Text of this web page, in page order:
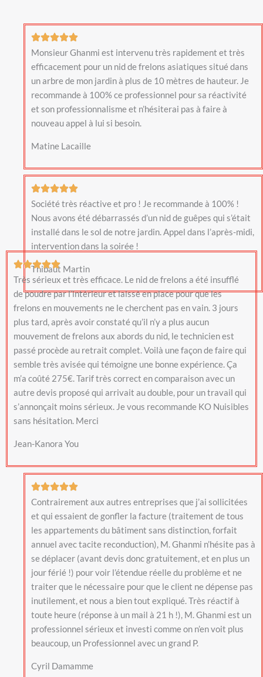
Monsieur Ghanmi est intervenu très rapidement et très
efficacement pour un nid de frelons asiatiques situé dans
un arbre de mon jardin à plus de 10 mètres de hauteur. Je
recommande à 100% ce professionnel pour sa réactivité
et son professionnalisme et n’hésiterai pas à faire à
nouveau appel à lui si besoin.
Matine Lacaille
Société très réactive et pro ! Je recommande à 100% !
Nous avons été débarrassés d’un nid de guêpes qui s’était
installé dans le sol de notre jardin. Appel dans l’après-midi,
intervention dans la soirée !
Thibaut Martin
Très sérieux et très efficace. Le nid de frelons a été insufflé
de poudre par l’intérieur et laissé en place pour que les
frelons en mouvements ne le cherchent pas en vain. 3 jours
plus tard, après avoir constaté qu’il n’y a plus aucun
mouvement de frelons aux abords du nid, le technicien est
passé procède au retrait complet. Voilà une façon de faire qui
semble très avisée qui témoigne une bonne expérience. Ça
m’a coûté 275€. Tarif très correct en comparaison avec un
autre devis proposé qui arrivait au double, pour un travail qui
s’annonçait moins sérieux. Je vous recommande KO Nuisibles
sans hésitation. Merci
Jean-Kanora You
Contrairement aux autres entreprises que j’ai sollicitées
et qui essaient de gonfler la facture (traitement de tous
les appartements du bâtiment sans distinction, forfait
annuel avec tacite reconduction), M. Ghanmi n’hésite pas à
se déplacer (avant devis donc gratuitement, et en plus un
jour férié !) pour voir l’étendue réelle du problème et ne
traiter que le nécessaire pour que le client ne dépense pas
inutilement, et nous a bien tout expliqué. Très réactif à
toute heure (réponse à un mail à 21 h !), M. Ghanmi est un
professionnel sérieux et investi comme on n’en voit plus
beaucoup, un Professionnel avec un grand P.
Cyril Damamme